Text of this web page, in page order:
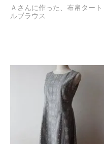
Ａさんに作った、布帛タート
ルブラウス